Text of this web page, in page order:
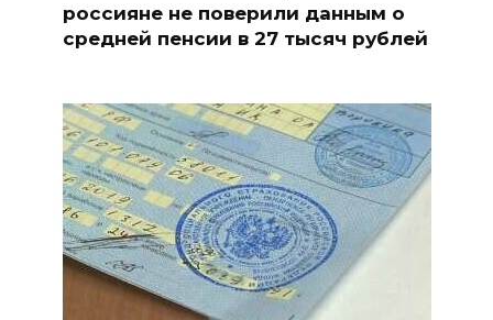
россияне не поверили данным о
средней пенсии в 27 тысяч рублей